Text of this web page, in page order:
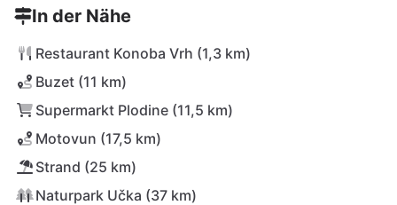
In der Nähe
Restaurant Konoba Vrh (1,3 km)
Buzet (11 km)
Supermarkt Plodine (11,5 km)
Motovun (17,5 km)
Strand (25 km)
Naturpark Učka (37 km)